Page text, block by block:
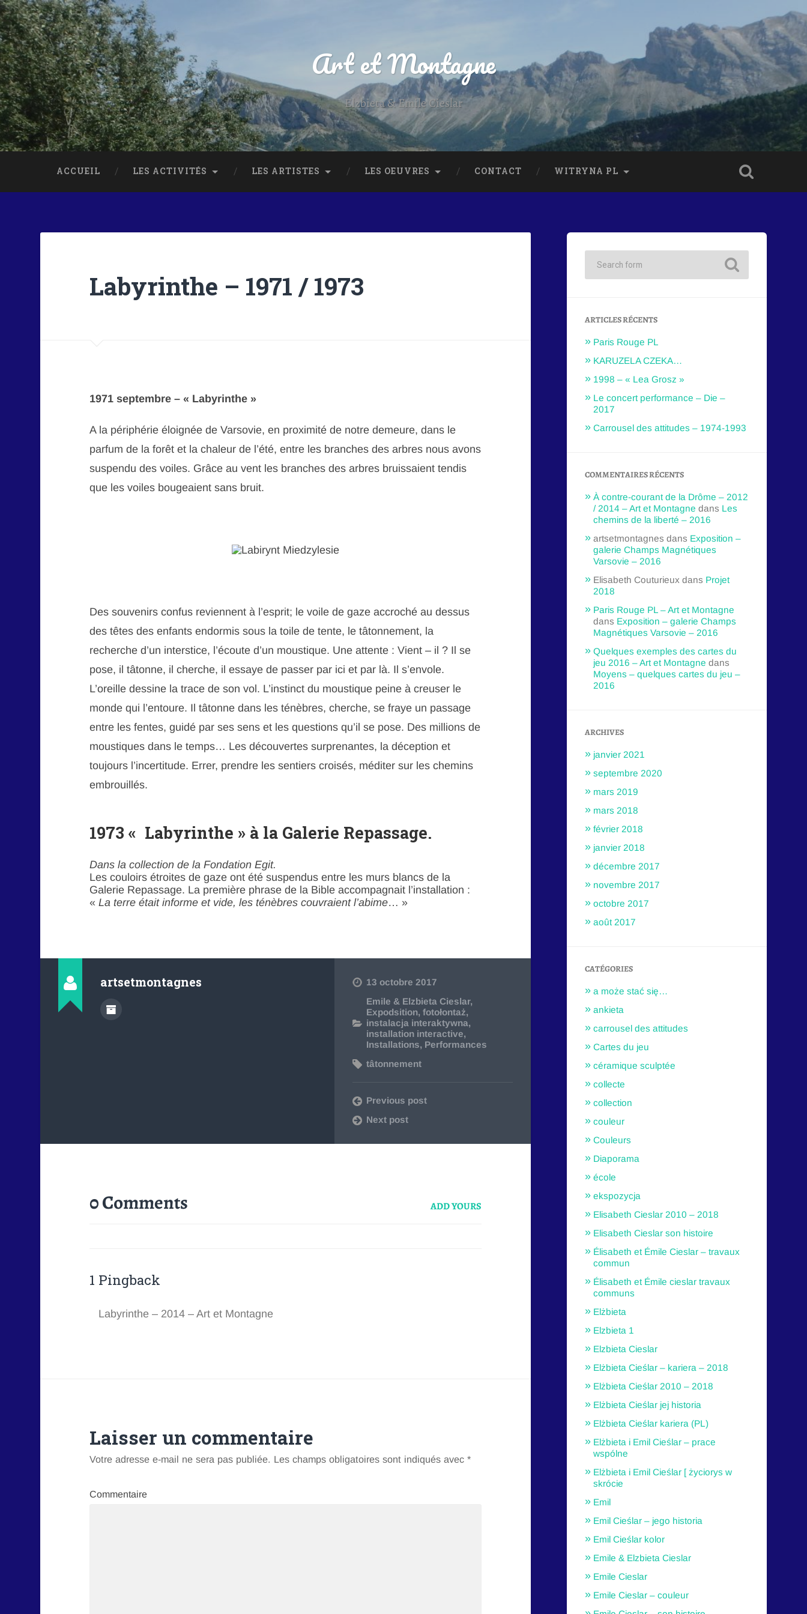
Art et Montagne
Elzbieta & Emile Cieslar
ACCUEIL LES ACTIVITÉS LES ARTISTES LES OEUVRES CONTACT WITRYNA PL
Labyrinthe – 1971 / 1973
1971 septembre – « Labyrinthe »
A la périphérie éloignée de Varsovie, en proximité de notre demeure, dans le
parfum de la forêt et la chaleur de l’été, entre les branches des arbres nous avons
suspendu des voiles. Grâce au vent les branches des arbres bruissaient tendis
que les voiles bougeaient sans bruit.
Des souvenirs confus reviennent à l’esprit; le voile de gaze accroché au dessus
des têtes des enfants endormis sous la toile de tente, le tâtonnement, la
recherche d’un interstice, l’écoute d’un moustique. Une attente : Vient – il ? Il se
pose, il tâtonne, il cherche, il essaye de passer par ici et par là. Il s’envole.
L’oreille dessine la trace de son vol. L’instinct du moustique peine à creuser le
monde qui l’entoure. Il tâtonne dans les ténèbres, cherche, se fraye un passage
entre les fentes, guidé par ses sens et les questions qu’il se pose. Des millions de
moustiques dans le temps… Les découvertes surprenantes, la déception et
toujours l’incertitude. Errer, prendre les sentiers croisés, méditer sur les chemins
embrouillés.
1973 « Labyrinthe » à la Galerie Repassage.
Dans la collection de la Fondation Egit.
Les couloirs étroites de gaze ont été suspendus entre les murs blancs de la
Galerie Repassage. La première phrase de la Bible accompagnait l’installation :
« La terre était informe et vide, les ténèbres couvraient l’abime… »
artsetmontagnes
13 octobre 2017
Emile & Elzbieta Cieslar,
Expodsition,fotołontaż,
instalacja interaktywna,
installation interactive,
Installations, Performances
tâtonnement
Previous post
Next post
0 Comments ADD YOURS
1 Pingback
Labyrinthe – 2014 – Art et Montagne
Laisser un commentaire
Votre adresse e-mail ne sera pas publiée. Les champs obligatoires sont indiqués avec *
Commentaire
ARTICLES RÉCENTS
Paris Rouge PL
KARUZELA CZEKA…
1998 – « Lea Grosz »
Le concert performance – Die –
2017
Carrousel des attitudes – 1974-1993
COMMENTAIRES RÉCENTS
À contre-courant de la Drôme – 2012
/ 2014 – Art et Montagne dans Les
chemins de la liberté – 2016
artsetmontagnes dans Exposition –
galerie Champs Magnétiques
Varsovie – 2016
Elisabeth Couturieux dans Projet
2018
Paris Rouge PL – Art et Montagne
dans Exposition – galerie Champs
Magnétiques Varsovie – 2016
Quelques exemples des cartes du
jeu 2016 – Art et Montagne dans
Moyens – quelques cartes du jeu –
2016
ARCHIVES
janvier 2021
septembre 2020
mars 2019
mars 2018
février 2018
janvier 2018
décembre 2017
novembre 2017
octobre 2017
août 2017
CATÉGORIES
a może stać się…
ankieta
carrousel des attitudes
Cartes du jeu
céramique sculptée
collecte
collection
couleur
Couleurs
Diaporama
école
ekspozycja
Elisabeth Cieslar 2010 – 2018
Elisabeth Cieslar son histoire
Élisabeth et Émile Cieslar – travaux
commun
Élisabeth et Émile cieslar travaux
communs
Elżbieta
Elzbieta 1
Elzbieta Cieslar
Elżbieta Cieślar – kariera – 2018
Elżbieta Cieślar 2010 – 2018
Elżbieta Cieślar jej historia
Elżbieta Cieślar kariera (PL)
Elżbieta i Emil Cieślar – prace
wspólne
Elżbieta i Emil Cieślar [ życiorys w
skrócie
Emil
Emil Cieślar – jego historia
Emil Cieślar kolor
Emile & Elzbieta Cieslar
Emile Cieslar
Emile Cieslar – couleur